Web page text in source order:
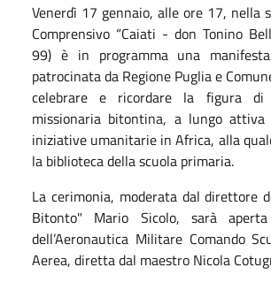
Venerdì 17 gennaio, alle ore 17, nella
Comprensivo “Caiati - don Tonino
99) è in programma una
patrocinata da Regione Puglia e
celebrare e ricordare la figura di
missionaria bitontina, a lungo
iniziative umanitarie in Africa, alla
la biblioteca della scuola primaria.
La cerimonia, moderata dal direttore
Bitonto" Mario Sicolo, sarà
dell’Aeronautica Militare Comando
Aerea, diretta dal maestro Nicola